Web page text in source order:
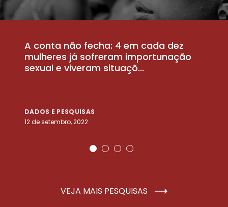
A conta não fecha: 4 em cada dez
mulheres já sofreram importunação
sexual e viveram situaçõ...
DADOS E PESQUISAS
12 de setembro, 2022
VEJA MAIS PESQUISAS